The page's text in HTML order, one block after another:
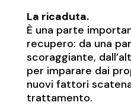
La ricaduta.
È una parte
recupero: da una
scoraggiante,
per imparare dai
nuovi fattori
trattamento.